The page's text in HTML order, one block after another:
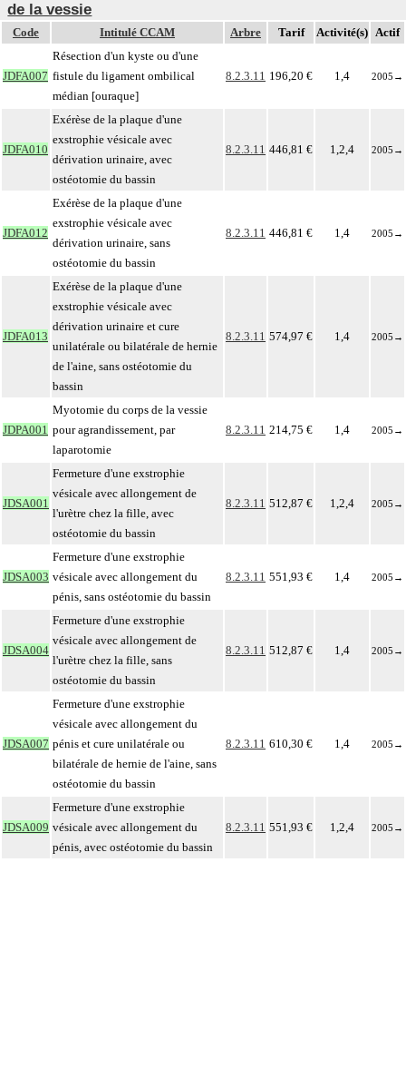
de la vessie
Code Intitulé CCAM Arbre Tarif Activité(s) Actif
JDFA007
Résection d'un kyste ou d'une
fistule du ligament ombilical
médian [ouraque]
8.2.3.11 196,20 € 1,4 2005 →
JDFA010
Exérèse de la plaque d'une
exstrophie vésicale avec
dérivation urinaire, avec
ostéotomie du bassin
8.2.3.11 446,81 € 1,2,4 2005 →
JDFA012
Exérèse de la plaque d'une
exstrophie vésicale avec
dérivation urinaire, sans
ostéotomie du bassin
8.2.3.11 446,81 € 1,4 2005 →
JDFA013
Exérèse de la plaque d'une
exstrophie vésicale avec
dérivation urinaire et cure
unilatérale ou bilatérale de hernie
de l'aine, sans ostéotomie du
bassin
8.2.3.11 574,97 € 1,4 2005 →
JDPA001
Myotomie du corps de la vessie
pour agrandissement, par
laparotomie
8.2.3.11 214,75 € 1,4 2005 →
JDSA001
Fermeture d'une exstrophie
vésicale avec allongement de
l'urètre chez la fille, avec
ostéotomie du bassin
8.2.3.11 512,87 € 1,2,4 2005 →
JDSA003
Fermeture d'une exstrophie
vésicale avec allongement du
pénis, sans ostéotomie du bassin
8.2.3.11 551,93 € 1,4 2005 →
JDSA004
Fermeture d'une exstrophie
vésicale avec allongement de
l'urètre chez la fille, sans
ostéotomie du bassin
8.2.3.11 512,87 € 1,4 2005 →
JDSA007
Fermeture d'une exstrophie
vésicale avec allongement du
pénis et cure unilatérale ou
bilatérale de hernie de l'aine, sans
ostéotomie du bassin
8.2.3.11 610,30 € 1,4 2005 →
JDSA009
Fermeture d'une exstrophie
vésicale avec allongement du
pénis, avec ostéotomie du bassin
8.2.3.11 551,93 € 1,2,4 2005 →